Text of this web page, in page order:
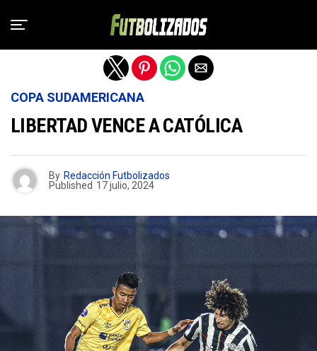
COPA SUDAMERICANA
LIBERTAD VENCE A CATÓLICA
By Redacción Futbolizados
Published 17 julio, 2024
Salir de la versión móvil